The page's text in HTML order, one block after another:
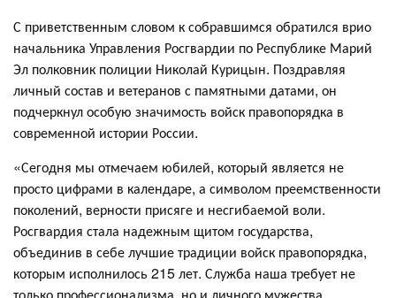
С приветственным словом к собравшимся обратился врио
начальника Управления Росгвардии по Республике Марий
Эл полковник полиции Николай Курицын. Поздравляя
личный состав и ветеранов с памятными датами, он
подчеркнул особую значимость войск правопорядка в
современной истории России.
«Сегодня мы отмечаем юбилей, который является не
просто цифрами в календаре, а символом преемственности
поколений, верности присяге и несгибаемой воли.
Росгвардия стала надежным щитом государства,
объединив в себе лучшие традиции войск правопорядка,
которым исполнилось 215 лет. Служба наша требует не